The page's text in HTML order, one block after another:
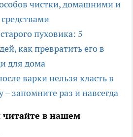
чистки, домашними и
пуховика: 5
как превратить его в
для дома
варки нельзя класть в
– запомните раз и навсегда
читайте в нашем